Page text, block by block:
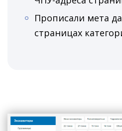
Прописали мета
страницах